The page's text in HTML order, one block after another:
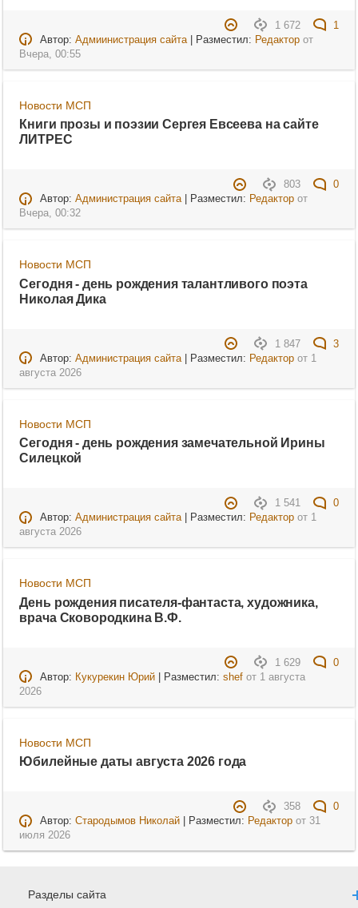
1 672
1
Автор: Адмиинистрация сайта| Разместил: Редакторот
Вчера, 00:55
Новости МСП
Книги прозы и поэзии Сергея Евсеева на сайте
ЛИТРЕС
803
0
Автор: Администрация сайта| Разместил: Редакторот
Вчера, 00:32
Новости МСП
Сегодня - день рождения талантливого поэта
Николая Дика
1 847
3
Автор: Администрация сайта| Разместил: Редакторот 1
августа 2026
Новости МСП
Сегодня - день рождения замечательной Ирины
Силецкой
1 541
0
Автор: Администрация сайта| Разместил: Редакторот 1
августа 2026
Новости МСП
День рождения писателя-фантаста, художника,
врача Сковородкина В.Ф.
1 629
0
Автор: Кукурекин Юрий| Разместил: shefот 1 августа
2026
Новости МСП
Юбилейные даты августа 2026 года
358
0
Автор: Стародымов Николай| Разместил: Редакторот 31
июля 2026
Разделы сайта